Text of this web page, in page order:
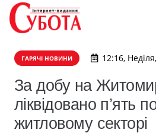
ГАРЯЧІ НОВИНИ 12:16,
За добу на
ліквідовано п’ять
житловому секторі